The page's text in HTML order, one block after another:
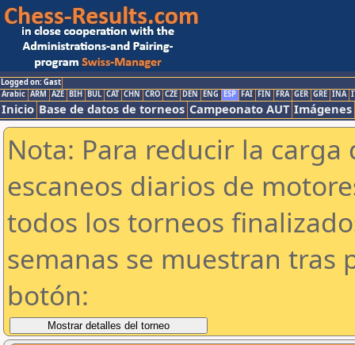
Logged on: Gast
Arabic ARM AZE BIH BUL CAT CHN CRO CZE DEN ENG ESP FAI FIN FRA GER GRE INA
Inicio Base de datos de torneos Campeonato AUT Imágenes
Nota: Para reducir la
escaneos diarios de
todos los torneos
semanas se muestran tras
botón: